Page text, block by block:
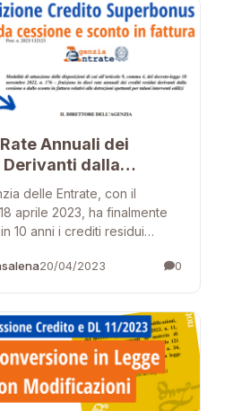
Annuali dei
dalla
Sconto in Fattura
delle Entrate, con il
aprile 2023, ha finalmente
10 anni i crediti residui
20/04/2023 0